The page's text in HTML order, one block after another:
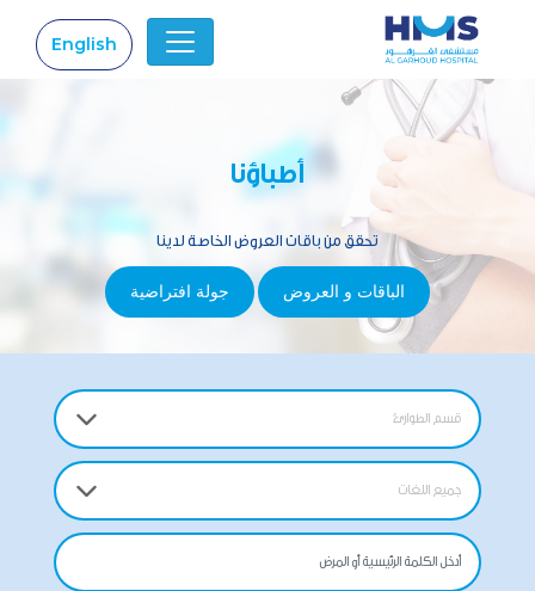
English
أطباؤنا
تحقق من باقات العروض الخاصة لدينا
الباقات و العروض جولة افتراضية